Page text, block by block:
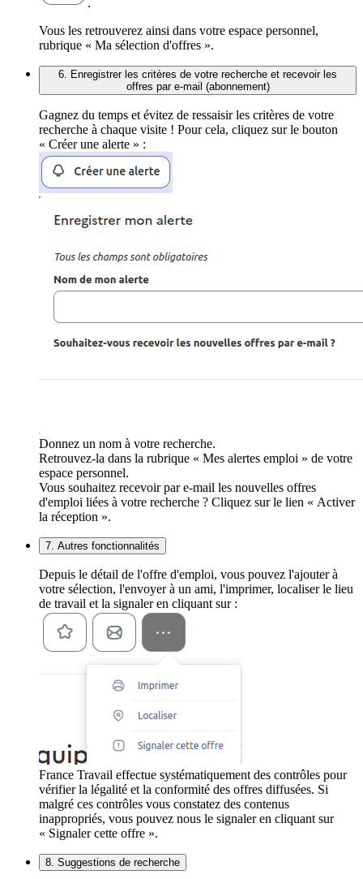
.
Vous les retrouverez ainsi dans votre espace personnel,
rubrique « Ma sélection d'offres ».
6. Enregistrer les critères de votre recherche et recevoir les
offres par e-mail (abonnement)
Gagnez du temps et évitez de ressaisir les critères de votre
recherche à chaque visite ! Pour cela, cliquez sur le bouton
« Créer une alerte » :
Donnez un nom à votre recherche.
Retrouvez-la dans la rubrique « Mes alertes emploi » de votre
espace personnel.
Vous souhaitez recevoir par e-mail les nouvelles offres
d'emploi liées à votre recherche ? Cliquez sur le lien « Activer
la réception ».
7. Autres fonctionnalités
Depuis le détail de l'offre d'emploi, vous pouvez l'ajouter à
votre sélection, l'envoyer à un ami, l'imprimer, localiser le lieu
de travail et la signaler en cliquant sur :
France Travail effectue systématiquement des contrôles pour
vérifier la légalité et la conformité des offres diffusées. Si
malgré ces contrôles vous constatez des contenus
inappropriés, vous pouvez nous le signaler en cliquant sur
« Signaler cette offre ».
8. Suggestions de recherche